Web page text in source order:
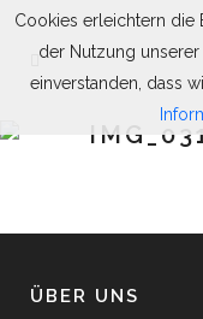
ÜBER UNS
Cookies erleichtern die
der Nutzung
einverstanden, dass